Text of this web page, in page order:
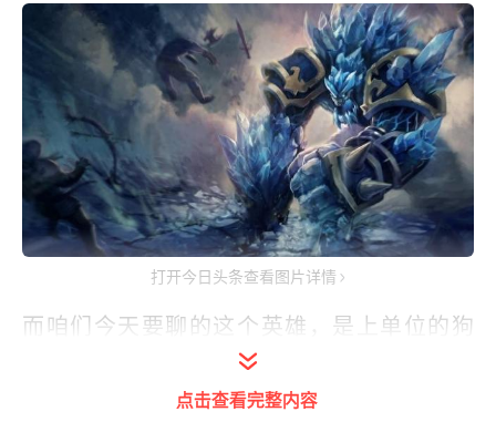
打开今日头条查看图片详情
而咱们今天要聊的这个英雄，是上单位的狗
熊，在LPL春季赛季后赛，打野狗熊在赛场上
非常活跃，但在路人Rank局中，狗熊在上单位
点击查看完整内容